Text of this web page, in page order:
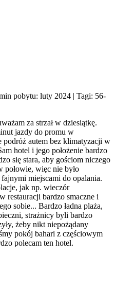
pobytu: luty 2024 | Tagi: 56-
za strzał w dziesiątkę.
jazdy do promu w
podróż autem bez klimatyzacji w
hotel i jego położenie bardzo
się stara, aby gościom niczego
połowie, więc nie było
miejscami do opalania.
jak np. wieczór
restauracji bardzo smaczne i
sobie... Bardzo ładna plaża,
strażnicy byli bardzo
żeby nikt niepożądany
pokój bahari z częściowym
polecam ten hotel.